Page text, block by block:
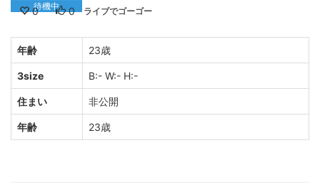
待機中
0 0 ライブでゴーゴー
年齢 23歳
3size B:- W:- H:-
住まい 非公開
年齢 23歳